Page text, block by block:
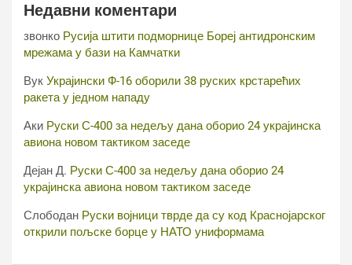
Недавни коментари
звонко Русија штити подморнице Бореј антидронским
мрежама у бази на Камчатки
Вук Украјински Ф-16 оборили 38 руских крстарећих
ракета у једном нападу
Аки Руски С-400 за недељу дана оборио 24 украјинска
авиона новом тактиком заседе
Дејан Д. Руски С-400 за недељу дана оборио 24
украјинска авиона новом тактиком заседе
Слободан Руски војници тврде да су код Краснојарског
открили пољске борце у НАТО униформама